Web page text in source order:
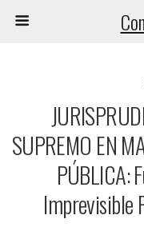
SUPREMO EN
PÚBLICA:
Imprevisible